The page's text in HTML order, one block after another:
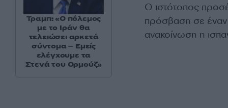
Ο ιστότοπος
πρόσβαση σε έναν
ανακοίνωση η
Τραμπ: «Ο πόλεμος
με το Ιράν θα
τελειώσει αρκετά
σύντομα – Εμείς
ελέγχουμε τα
Στενά του Ορμούζ»